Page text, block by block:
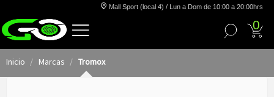
Mall Sport (local 4) / Lun a Dom de 10:00 a 20:00hrs
0
Inicio Marcas Tromox